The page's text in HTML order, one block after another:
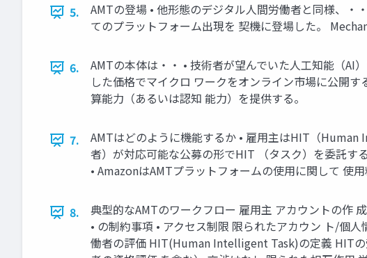
5.
AMTの登場 • 他形態のデジタル人間労働者と同様、
てのプラットフォーム出現を 契機に登場した。
6.
AMTの本体は・・ • 技術者が望んでいた人工知能（AI
した価格でマイクロ ワークをオンライン市場に公開
算能力（あるいは認知 能力）を提供する。
7.
AMTはどのように機能するか • 雇用主はHIT（
者）が対応可能な公募の形でHIT （タスク）を委託す
• AmazonはAMTプラットフォームの使用に関して 使
8.
典型的なAMTのワークフロー 雇用主 アカウントの作
• の制約事項 • アクセス制限 限られたアカウン ト/個
働者の評価 HIT(Human Intelligent Task)の定義 HITの